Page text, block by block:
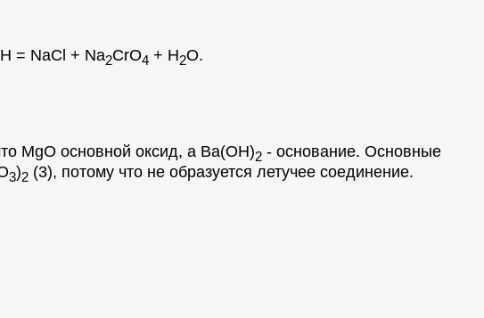
= NaCl + Na2CrO4 + H2O.
MgO основной оксид, а Ва(ОН)2 - основание. Основные
3)2 (3), потому что не образуется летучее соединение.